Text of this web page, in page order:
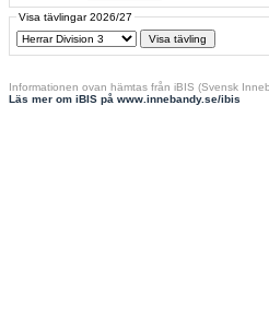
Visa tävlingar 2026/27
Informationen ovan hämtas från iBIS (Svensk
Läs mer om iBIS på www.innebandy.se/ibis